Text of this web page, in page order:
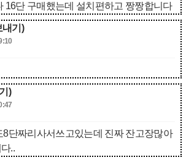
16단 구매했는데 설치편하고 짱짱합니다
기)
)
8단짜리사서쓰고있는데 진짜 잔고장많아
..